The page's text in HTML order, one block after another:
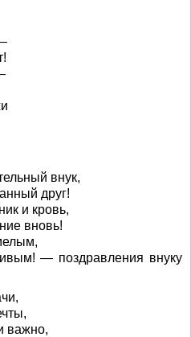
внук,
друг!
и кровь,
вновь!
— поздравления внуку
важно,